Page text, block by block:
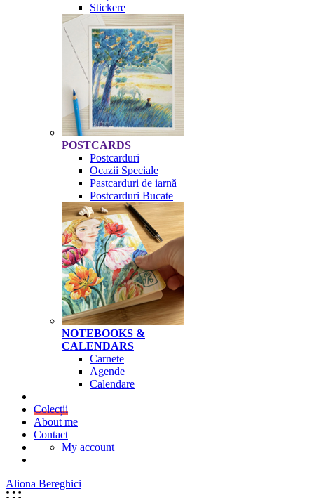
Stickere
POSTCARDS
Postcarduri
Ocazii Speciale
Pastcarduri de iarnă
Postcarduri Bucate
NOTEBOOKS &
CALENDARS
Carnete
Agende
Calendare
Colecții
About me
Contact
My account
Aliona Bereghici